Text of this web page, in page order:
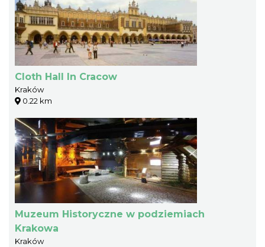
Cloth Hall In Cracow
Kraków
0.22 km
Muzeum Historyczne w podziemiach
Krakowa
Kraków